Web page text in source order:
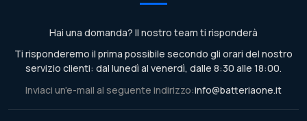
Hai una domanda? Il nostro team ti risponderà
Ti risponderemo il prima possibile secondo gli orari del nostro
servizio clienti: dal lunedì al venerdì, dalle 8:30 alle 18:00.
Inviaci un'e-mail al seguente indirizzo:info@batteriaone.it